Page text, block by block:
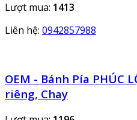
Lượt mua: 1413
Liên hệ: 0942857988
OEM - Bánh Pía PHÚC
riêng, Chay